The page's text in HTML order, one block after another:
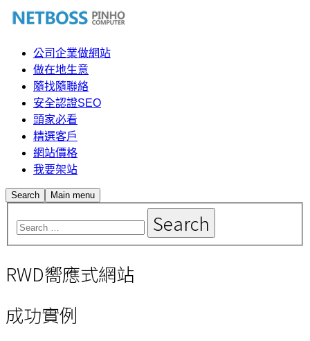
公司企業做網站
做在地生意
隨找隨聯絡
安全認證SEO
頭家必看
精選客戶
網站價格
我要架站
Search Main menu
RWD嚮應式網站
成功實例